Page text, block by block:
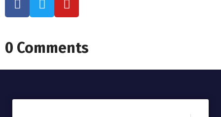
0 Comments